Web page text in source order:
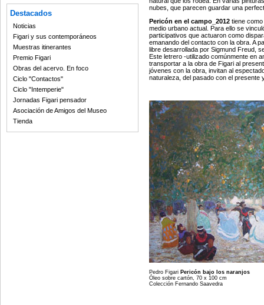
Destacados
Noticias
Figari y sus contemporáneos
Muestras itinerantes
Premio Figari
Obras del acervo. En foco
Ciclo "Contactos"
Ciclo "Intemperie"
Jornadas Figari pensador
Asociación de Amigos del Museo
Tienda
nubes, que parecen guardar una
Pericón en el campo_2012 tiene
medio urbano actual. Para ello se
participativos que actuaron como
emanando del contacto con la obra. A
libre desarrollada por Sigmund Freud,
Este letrero -utilizado comúnmente en
transportar a la obra de Figari al
jóvenes con la obra, invitan al
naturaleza, del pasado con el presente
Pedro Figari Pericón bajo los naranjos
Óleo sobre cartón, 70 x 100 cm
Colección Fernando Saavedra